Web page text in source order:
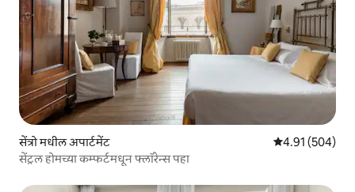
सेंत्रो मधील अपार्टमेंट 5 पैकी 4.91
4.91 (504)
सेंट्रल होमच्या कम्फर्टमधून फ्लॉरेन्स पहा